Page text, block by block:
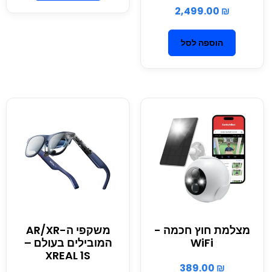
2,499.00 ₪
הוספה לסל
מצלמת חוץ חכמה -
WiFi
389.00 ₪
משקפי ה-AR/XR
המובילים בעולם –
XREAL 1S